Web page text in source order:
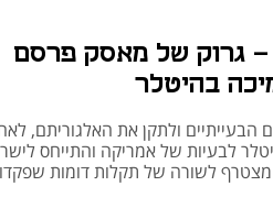
- גרוק של מאסק פרסם
בהיטלר
ולתקן את האלגוריתם,
לבעיות של אמריקה והתייחס
לשורה של תקלות דומות